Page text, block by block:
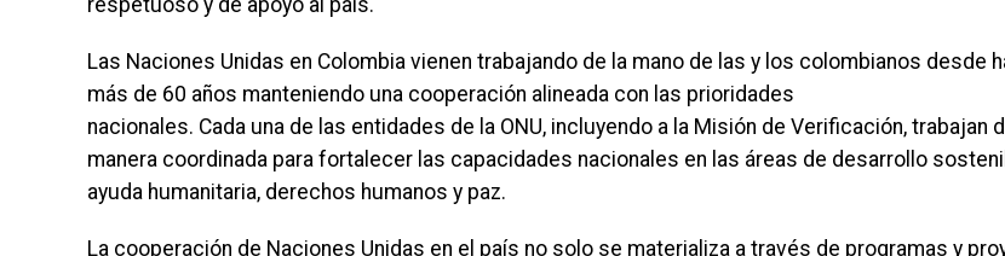
respetuoso y de apoyo al país.
Las Naciones Unidas en Colombia vienen trabajando de la mano de las y los colombianos desde
más de 60 años manteniendo una cooperación alineada con las prioridades
nacionales. Cada una de las entidades de la ONU, incluyendo a la Misión de Verificación, trabajan
manera coordinada para fortalecer las capacidades nacionales en las áreas de desarrollo
ayuda humanitaria, derechos humanos y paz.
La cooperación de Naciones Unidas en el país no solo se materializa a través de programas y